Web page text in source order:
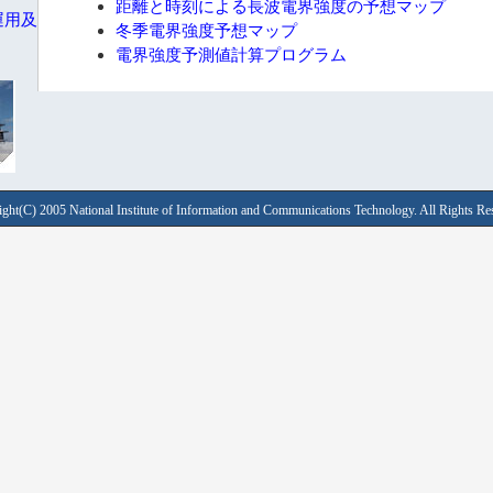
及
距離と時刻による長波電界強度の予想マップ
冬季電界強度予想マップ
電界強度予測値計算プログラム
2005 National Institute of Information and Communications Technology. All Rights